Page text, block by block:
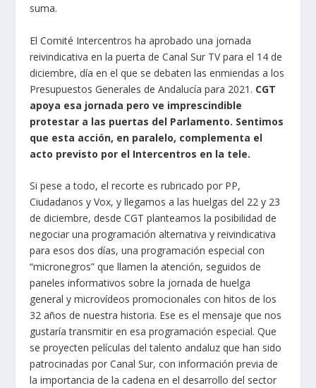
suma.
El Comité Intercentros ha aprobado una jornada
reivindicativa en la puerta de Canal Sur TV para el 14 de
diciembre, día en el que se debaten las enmiendas a los
Presupuestos Generales de Andalucía para 2021. CGT
apoya esa jornada pero ve imprescindible
protestar a las puertas del Parlamento. Sentimos
que esta acción, en paralelo, complementa el
acto previsto por el Intercentros en la tele.
Si pese a todo, el recorte es rubricado por PP,
Ciudadanos y Vox, y llegamos a las huelgas del 22 y 23
de diciembre, desde CGT planteamos la posibilidad de
negociar una programación alternativa y reivindicativa
para esos dos días, una programación especial con
“micronegros” que llamen la atención, seguidos de
paneles informativos sobre la jornada de huelga
general y microvídeos promocionales con hitos de los
32 años de nuestra historia. Ese es el mensaje que nos
gustaría transmitir en esa programación especial. Que
se proyecten películas del talento andaluz que han sido
patrocinadas por Canal Sur, con información previa de
la importancia de la cadena en el desarrollo del sector